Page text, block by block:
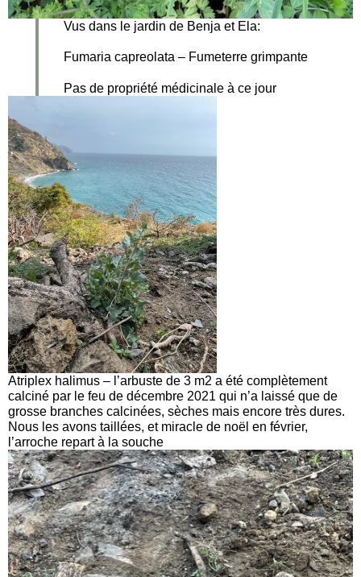
Vus dans le jardin de Benja et Ela:
Fumaria capreolata – Fumeterre grimpante
Pas de propriété médicinale à ce jour
Atriplex halimus – l’arbuste de 3 m2 a été complètement
calciné par le feu de décembre 2021 qui n’a laissé que de
grosse branches calcinées, sèches mais encore très dures.
Nous les avons taillées, et miracle de noël en février,
l’arroche repart à la souche